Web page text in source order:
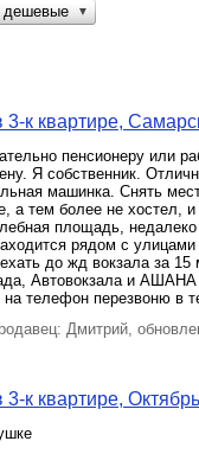
дешевые ▼
к квартире,
пенсионеру или
Я собственник.
машинка. Снять
а тем более не хостел,
площадь,
рядом с
до жд вокзала за
Автовокзала и
телефон перезвоню в
Дмитрий,
к квартире,